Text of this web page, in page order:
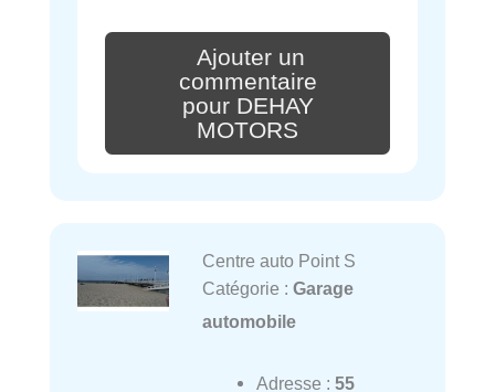
Ajouter un
commentaire
pour DEHAY
MOTORS
Centre auto Point S
Catégorie : Garage
automobile
Adresse : 55